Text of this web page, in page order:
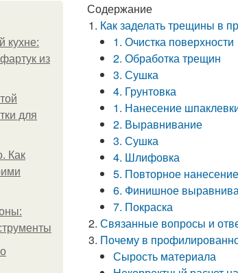
кухне:
из
для
Как
Содержание
Как заделать трещины в
1. Очистка поверхности
2. Обработка трещин
3. Сушка
4. Грунтовка
1. Нанесение
2. Выравнивание
3. Сушка
4. Шлифовка
5. Повторное нанесение
6. Финишное
7. Покраска
Связанные вопросы и
Почему в
Сырость материала